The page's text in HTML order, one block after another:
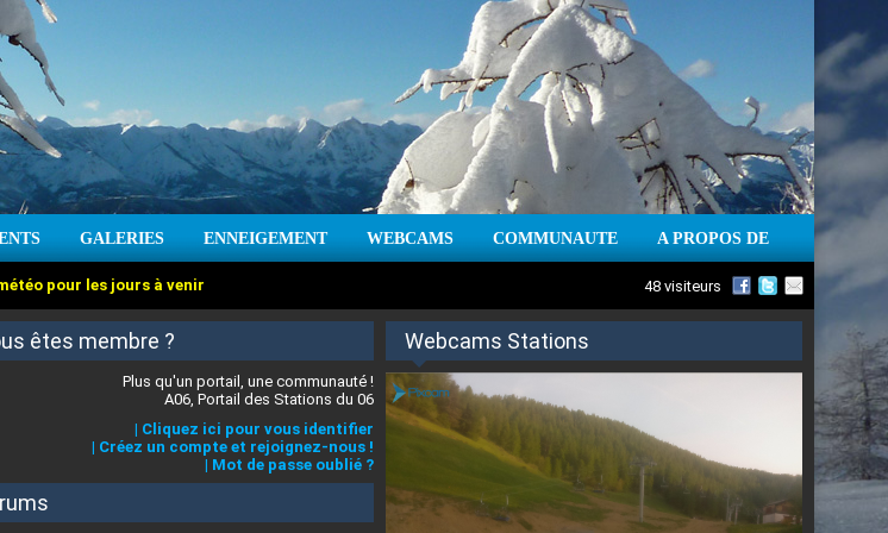
GALERIES ENNEIGEMENT WEBCAMS COMMUNAUTE A PROPOS DE
les jours à venir
pour les jours à venir 48 visiteurs
êtes membre ?
Plus qu'un portail, une communauté !
A06, Portail des Stations du 06
| Cliquez ici pour vous identifier
| Créez un compte et rejoignez-nous !
| Mot de passe oublié ?
Webcams Stations